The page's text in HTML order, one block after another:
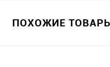
ПОХОЖИЕ